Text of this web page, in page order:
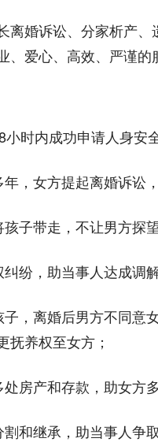
离婚诉讼、分家析产
爱心、高效、严谨
时内成功申请人身安
，女方提起离婚诉讼
子带走，不让男方探
纷，助当事人达成调
，离婚后男方不同
抚养权至女方；
房产和存款，助女方
和继承，助当事人争